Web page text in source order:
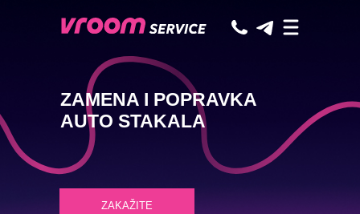
ZAMENA I POPRAVKA
AUTO STAKALA
ZAKAŽITE